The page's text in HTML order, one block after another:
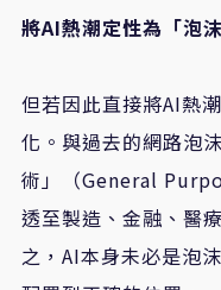
將AI熱潮定性為「泡
但若因此直接將AI熱
化。與過去的網路泡
術」（General
透至製造、金融、醫
之，AI本身未必是泡